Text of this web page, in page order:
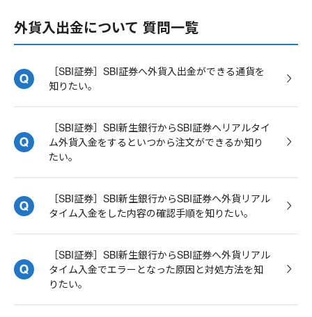
外貨入出金について 質問一覧
［SBI証券］SBI証券へ外貨入出金ができる通貨を
知りたい。
［SBI証券］SBI新生銀行からSBI証券へリアルタイ
ム外貨入金をするといつから注文ができるか知り
たい。
［SBI証券］SBI新生銀行からSBI証券へ外貨リアル
タイム入金をした内容の確認手順を知りたい。
［SBI証券］SBI新生銀行からSBI証券へ外貨リアル
タイム入金でエラーとなった原因と対処方法を知
りたい。